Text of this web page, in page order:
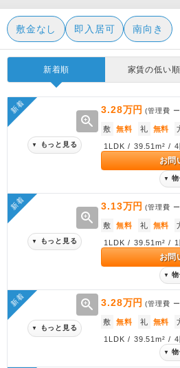
敷金なし 即入居可 南向き
新着順 家賃の低い順
新着
zoom_in
▼ もっと見る
3.28万円 (管理費 ー
敷 無料 礼 無料
1LDK / 39.51m² / 4
お問
▼
新着
zoom_in
▼ もっと見る
3.13万円 (管理費 ー
敷 無料 礼 無料
1LDK / 39.51m² / 1
お問
▼
新着 zoom_in
▼ もっと見る
3.28万円 (管理費 ー
敷 無料 礼 無料
1LDK / 39.51m² / 4
▼